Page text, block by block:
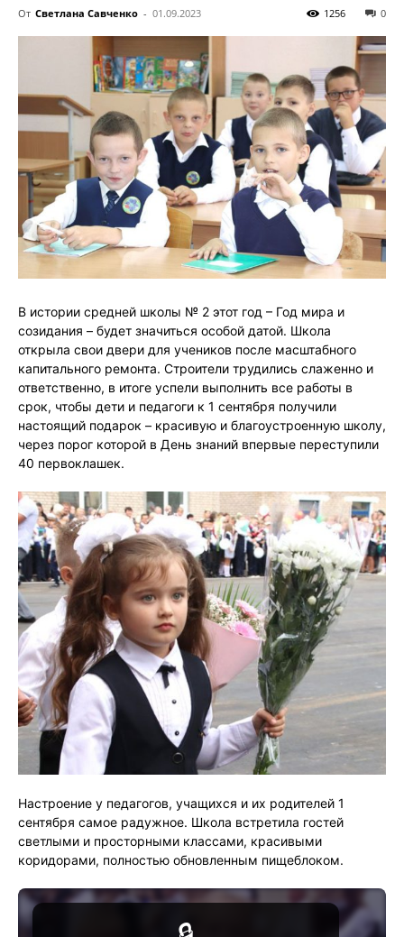
От Светлана Савченко - 01.09.2023 0
1256
В истории средней школы № 2 этот год – Год мира и
созидания – будет значиться особой датой. Школа
открыла свои двери для учеников после масштабного
капитального ремонта. Строители трудились слаженно и
ответственно, в итоге успели выполнить все работы в
срок, чтобы дети и педагоги к 1 сентября получили
настоящий подарок – красивую и благоустроенную школу,
через порог которой в День знаний впервые переступили
40 первоклашек.
Настроение у педагогов, учащихся и их родителей 1
сентября самое радужное. Школа встретила гостей
светлыми и просторными классами, красивыми
коридорами, полностью обновленным пищеблоком.